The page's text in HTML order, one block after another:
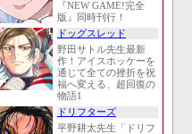
『NEW GAME!完全
版』同時刊行！
ドッグスレッド
野田サトル先生最新
作！アイスホッケーを
通じて全ての挫折を祝
福へ変える、超回復の
物語1
ドリフターズ
平野耕太先生「ドリフ